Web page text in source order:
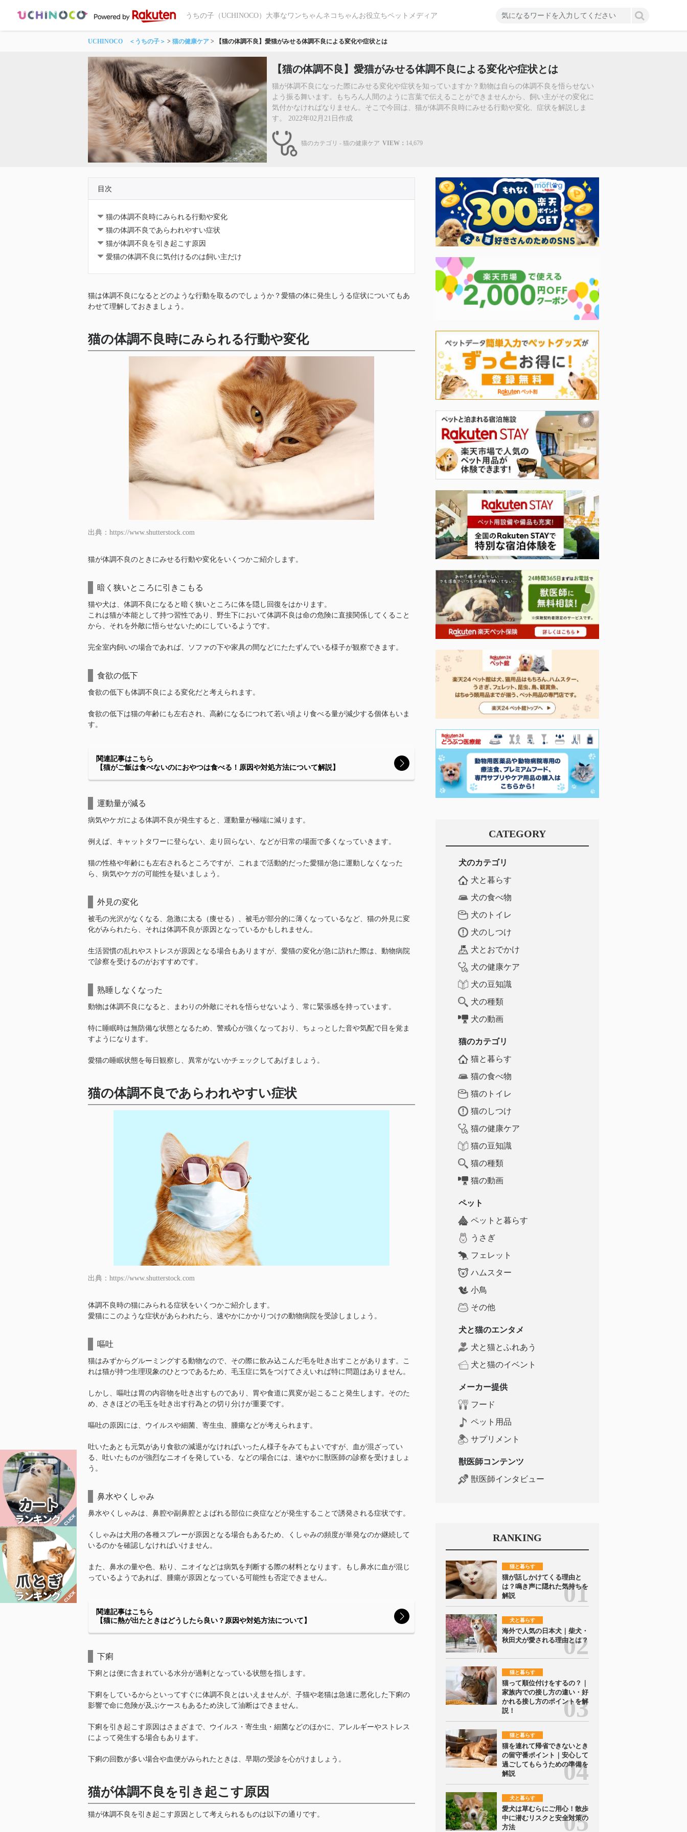
うちの子（UCHINOCO）大事なワンちゃんネコちゃんお役立ちペットメディア
UCHINOCO ＜うちの子＞ 猫の健康ケア 【猫の体調不良】愛猫がみせる体調不良による変化や症状とは
【猫の体調不良】愛猫がみせる体調不良による変化や症状とは
猫が体調不良になった際にみせる変化や症状を知っていますか？動物は自らの体調不良を悟らせない
よう振る舞います。もちろん人間のように言葉で伝えることができませんから、飼い主がその変化に
気付かなければなりません。そこで今回は、猫が体調不良時にみせる行動や変化、症状を解説しま
す。 2022年02月21日作成
猫のカテゴリ - 猫の健康ケア VIEW： 14,679
目次
猫の体調不良時にみられる行動や変化
猫の体調不良であらわれやすい症状
猫が体調不良を引き起こす原因
愛猫の体調不良に気付けるのは飼い主だけ
猫は体調不良になるとどのような行動を取るのでしょうか？愛猫の体に発生しうる症状についてもあ
わせて理解しておきましょう。
猫の体調不良時にみられる行動や変化
出典：https://www.shutterstock.com
猫が体調不良のときにみせる行動や変化をいくつかご紹介します。
暗く狭いところに引きこもる
猫や犬は、体調不良になると暗く狭いところに体を隠し回復をはかります。
これは猫が本能として持つ習性であり、野生下において体調不良は命の危険に直接関係してくること
から、それを外敵に悟らせないためにしているようです。
完全室内飼いの場合であれば、ソファの下や家具の間などにたたずんでいる様子が観察できます。
食欲の低下
食欲の低下も体調不良による変化だと考えられます。
食欲の低下は猫の年齢にも左右され、高齢になるにつれて若い頃より食べる量が減少する個体もいま
す。
関連記事はこちら
【猫がご飯は食べないのにおやつは食べる！原因や対処方法について解説】
運動量が減る
病気やケガによる体調不良が発生すると、運動量が極端に減ります。
例えば、キャットタワーに登らない、走り回らない、などが日常の場面で多くなっていきます。
猫の性格や年齢にも左右されるところですが、これまで活動的だった愛猫が急に運動しなくなった
ら、病気やケガの可能性を疑いましょう。
外見の変化
被毛の光沢がなくなる、急激に太る（痩せる）、被毛が部分的に薄くなっているなど、猫の外見に変
化がみられたら、それは体調不良が原因となっているかもしれません。
生活習慣の乱れやストレスが原因となる場合もありますが、愛猫の変化が急に訪れた際は、動物病院
で診察を受けるのがおすすめです。
熟睡しなくなった
動物は体調不良になると、まわりの外敵にそれを悟らせないよう、常に緊張感を持っています。
特に睡眠時は無防備な状態となるため、警戒心が強くなっており、ちょっとした音や気配で目を覚ま
すようになります。
愛猫の睡眠状態を毎日観察し、異常がないかチェックしてあげましょう。
猫の体調不良であらわれやすい症状
出典：https://www.shutterstock.com
体調不良時の猫にみられる症状をいくつかご紹介します。
愛猫にこのような症状があらわれたら、速やかにかかりつけの動物病院を受診しましょう。
嘔吐
猫はみずからグルーミングする動物なので、その際に飲み込こんだ毛を吐き出すことがあります。こ
れは猫が持つ生理現象のひとつであるため、毛玉症に気をつけてさえいれば特に問題はありません。
しかし、嘔吐は胃の内容物を吐き出すものであり、胃や食道に異変が起こること発生します。そのた
め、さきほどの毛玉を吐き出す行為との切り分けが重要です。
嘔吐の原因には、ウイルスや細菌、寄生虫、腫瘍などが考えられます。
吐いたあとも元気があり食欲の減退がなければいったん様子をみてもよいですが、血が混ざってい
る、吐いたものが強烈なニオイを発している、などの場合には、速やかに獣医師の診察を受けましょ
う。
鼻水やくしゃみ
鼻水やくしゃみは、鼻腔や副鼻腔とよばれる部位に炎症などが発生することで誘発される症状です。
くしゃみは犬用の各種スプレーが原因となる場合もあるため、くしゃみの頻度が単発なのか継続して
いるのかを確認しなければいけません。
また、鼻水の量や色、粘り、ニオイなどは病気を判断する際の材料となります。もし鼻水に血が混じ
っているようであれば、腫瘍が原因となっている可能性も否定できません。
関連記事はこちら
【猫に熱が出たときはどうしたら良い？原因や対処方法について】
下痢
下痢とは便に含まれている水分が過剰となっている状態を指します。
下痢をしているからといってすぐに体調不良とはいえませんが、子猫や老猫は急速に悪化した下痢の
影響で命に危険が及ぶケースもあるため決して油断はできません。
下痢を引き起こす原因はさまざまで、ウイルス・寄生虫・細菌などのほかに、アレルギーやストレス
によって発生する場合もあります。
下痢の回数が多い場合や血便がみられたときは、早期の受診を心がけましょう。
猫が体調不良を引き起こす原因
猫が体調不良を引き起こす原因として考えられるものは以下の通りです。
CATEGORY
犬のカテゴリ
犬と暮らす
犬の食べ物
犬のトイレ
犬のしつけ
犬とおでかけ
犬の健康ケア
犬の豆知識
犬の種類
犬の動画
猫のカテゴリ
猫と暮らす
猫の食べ物
猫のトイレ
猫のしつけ
猫の健康ケア
猫の豆知識
猫の種類
猫の動画
ペット
ペットと暮らす
うさぎ
フェレット
ハムスター
小鳥
その他
犬と猫のエンタメ
犬と猫とふれあう
犬と猫のイベント
メーカー提供
フード
ペット用品
サプリメント
獣医師コンテンツ
獣医師インタビュー
RANKING
猫と暮らす
猫が話しかけてくる理由と
は？鳴き声に隠れた気持ちを
解説
犬と暮らす
海外で人気の日本犬｜柴犬・
秋田犬が愛される理由とは？
猫と暮らす
猫って順位付けをするの？｜
家族内での接し方の違い・好
かれる接し方のポイントを解
説！
猫と暮らす
猫を連れて帰省できないとき
の留守番ポイント｜安心して
過ごしてもらうための準備を
解説
犬と暮らす
愛犬は草むらにご用心！散歩
中に潜むリスクと安全対策の
方法